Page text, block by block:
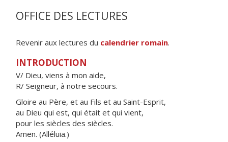
OFFICE DES LECTURES
Revenir aux lectures du calendrier romain.
INTRODUCTION
V/ Dieu, viens à mon aide,
R/ Seigneur, à notre secours.
Gloire au Père, et au Fils et au Saint-Esprit,
au Dieu qui est, qui était et qui vient,
pour les siècles des siècles.
Amen. (Alléluia.)